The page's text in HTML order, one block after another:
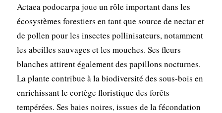
Actaea podocarpa joue un rôle important dans les
écosystèmes forestiers en tant que source de nectar et
de pollen pour les insectes pollinisateurs, notamment
les abeilles sauvages et les mouches. Ses fleurs
blanches attirent également des papillons nocturnes.
La plante contribue à la biodiversité des sous-bois en
enrichissant le cortège floristique des forêts
tempérées. Ses baies noires, issues de la fécondation